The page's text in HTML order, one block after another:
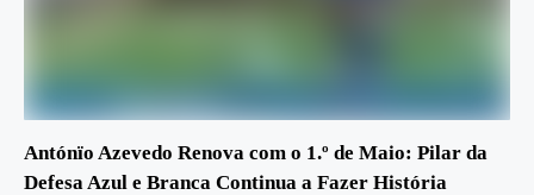
Antónïo Azevedo Renova com o 1.º de Maio: Pilar da
Defesa Azul e Branca Continua a Fazer História